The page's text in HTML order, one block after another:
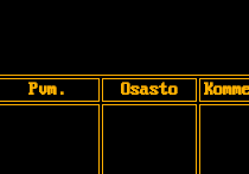
Pvm. Osasto